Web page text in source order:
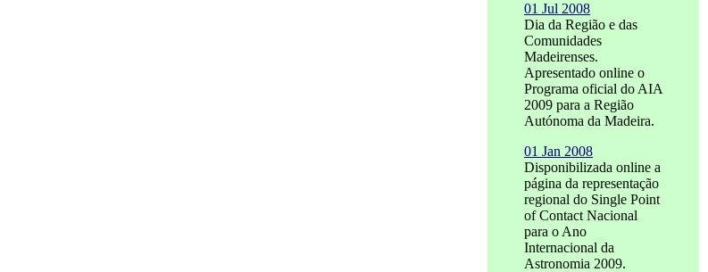
01 Jul 2008
Dia da Região e das
Comunidades
Madeirenses.
Apresentado online o
Programa oficial do AIA
2009 para a Região
Autónoma da Madeira.
01 Jan 2008
Disponibilizada online a
página da representação
regional do Single Point
of Contact Nacional
para o Ano
Internacional da
Astronomia 2009.